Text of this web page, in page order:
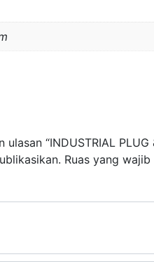
“INDUSTRIAL PLUG
Ruas yang